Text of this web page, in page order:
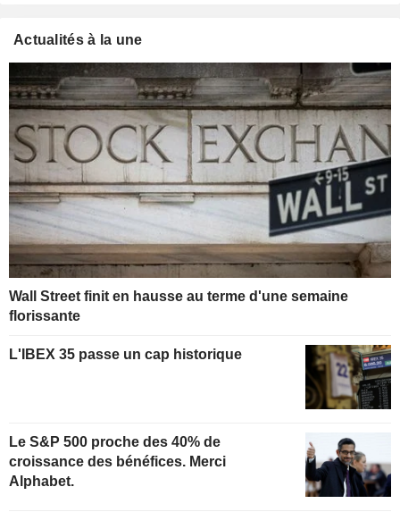
Actualités à la une
Wall Street finit en hausse au terme d'une semaine
florissante
L'IBEX 35 passe un cap historique
Le S&P 500 proche des 40% de
croissance des bénéfices. Merci
Alphabet.